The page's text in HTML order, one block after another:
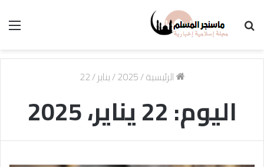
الرئيسية/
2025
/يناير/
22
اليوم:22 يناير، 2025